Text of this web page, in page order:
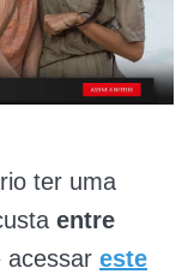
ter uma
entre
acessar este